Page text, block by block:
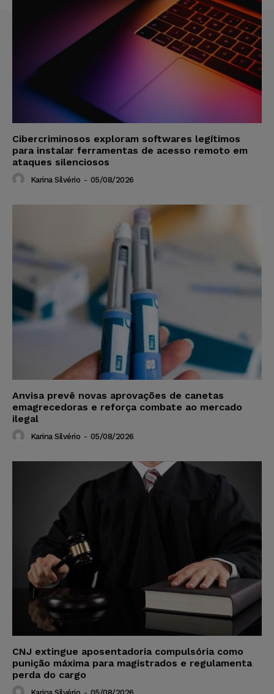
Cibercriminosos exploram softwares legítimos
para instalar ferramentas de acesso remoto em
ataques silenciosos
Karina Silvério - 05/08/2026
Anvisa prevê novas aprovações de canetas
emagrecedoras e reforça combate ao mercado
ilegal
Karina Silvério - 05/08/2026
CNJ extingue aposentadoria compulsória como
punição máxima para magistrados e regulamenta
perda do cargo